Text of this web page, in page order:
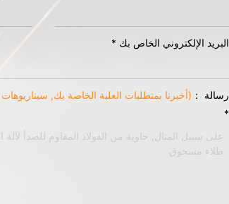
البريد الإلكتروني الخاص بك *
رسالة ： (أخبرنا بمتطلبات العلبة الخاصة بك,
*